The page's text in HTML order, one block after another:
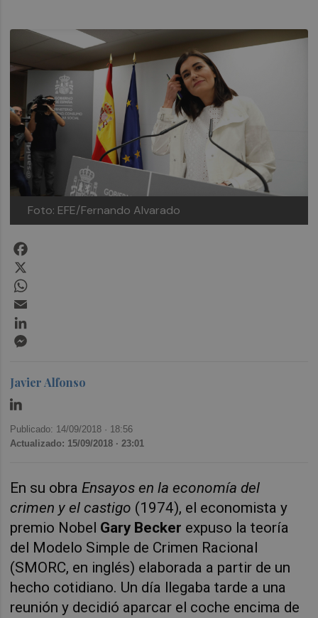
Foto: EFE/Fernando Alvarado
Javier Alfonso
Publicado: 14/09/2018 · 18:56
Actualizado: 15/09/2018 · 23:01
En su obra Ensayos en la economía del
crimen y el castigo (1974), el economista y
premio Nobel Gary Becker expuso la teoría
del Modelo Simple de Crimen Racional
(SMORC, en inglés) elaborada a partir de un
hecho cotidiano. Un día llegaba tarde a una
reunión y decidió aparcar el coche encima de